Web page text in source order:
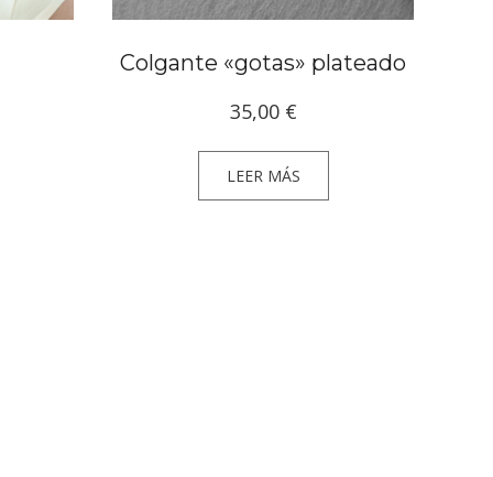
Colgante «gotas» plateado
35,00 €
LEER MÁS